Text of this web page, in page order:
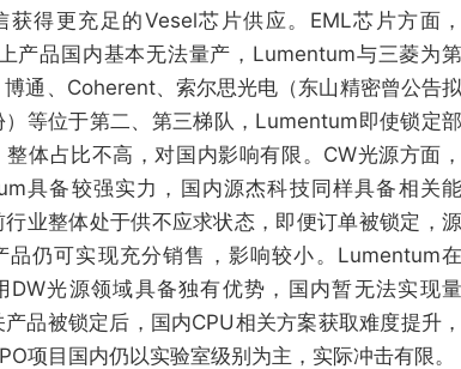
获得更充足的Vesel芯片供应。EML芯片方面，
产品国内基本无法量产，Lumentum与三菱为第
博通、Coherent、索尔思光电（东山精密曾公告
）等位于第二、第三梯队，Lumentum即使锁定部
整体占比不高，对国内影响有限。CW光源方面，
具备较强实力，国内源杰科技同样具备相关能
行业整体处于供不应求状态，即便订单被锁定，源
品仍可实现充分销售，影响较小。Lumentum在
DW光源领域具备独有优势，国内暂无法实现量
产品被锁定后，国内CPU相关方案获取难度提升，
项目国内仍以实验室级别为主，实际冲击有限。